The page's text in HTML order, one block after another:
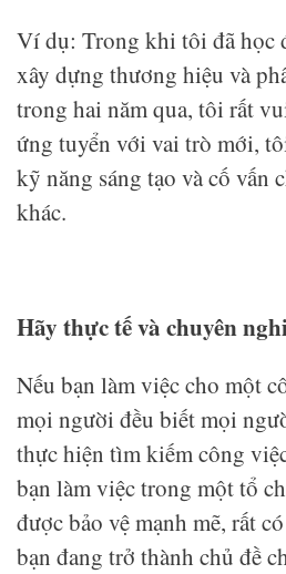
Ví dụ: Trong khi tôi đã học
xây dựng thương hiệu và
trong hai năm qua, tôi rất
ứng tuyển với vai trò mới,
kỹ năng sáng tạo và cố vấn
khác.
Hãy thực tế và chuyên
Nếu bạn làm việc cho một
mọi người đều biết mọi
thực hiện tìm kiếm công
bạn làm việc trong một tổ
được bảo vệ mạnh mẽ, rất
bạn đang trở thành chủ đề